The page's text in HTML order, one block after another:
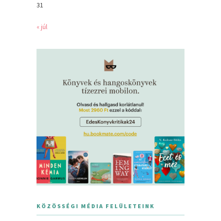
31
« júl
KÖZÖSSÉGI MÉDIA FELÜLETEINK